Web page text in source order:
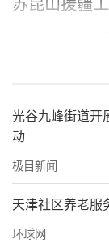
壹基金等联
光谷九峰街道开
动
极目新闻
天津社区养老
环球网